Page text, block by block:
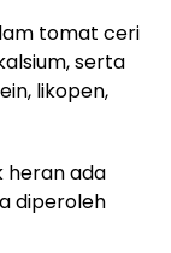
tomat ceri
serta
likopen,
heran ada
diperoleh